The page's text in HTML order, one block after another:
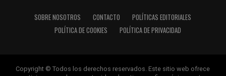
Nuestro equipo editorial no solo informa las noticias: las vive.
SOBRE NOSOTROS CONTACTO
POLÍTICAS EDITORIALES
POLÍTICA DE COOKIES
POLÍTICA DE PRIVACIDAD
Copyright © Todos los derechos reservados. Este sitio web ofrece